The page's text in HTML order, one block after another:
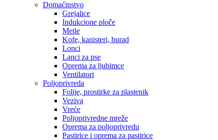
Domaćinstvo
Grejalice
Indukcione ploče
Metle
Kofe, kanisteri, burad
Lonci
Lanci za pse
Oprema za ljubimce
Ventilatori
Poljoprivreda
Folije, prostirke za plastenik
Veziva
Vreće
Poljoprivredne mreže
Oprema za poljoprivredu
Pastirice i oprema za pastirice